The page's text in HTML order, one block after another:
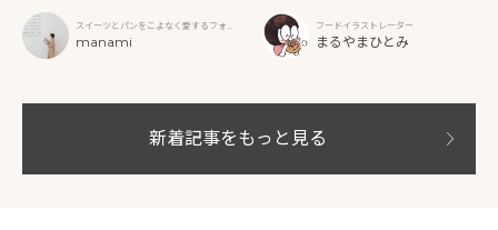
9 OCHANOMIZU」の抹茶ア
フタヌーンティーと新作クリ
ームソーダ
スイーツとパンをこよなく愛するフォト
グラファー
manami
フードイラストレーター
まるやまひとみ
新着記事をもっと見る